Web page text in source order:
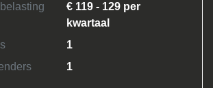
€ 119 - 129 per
kwartaal
1
1